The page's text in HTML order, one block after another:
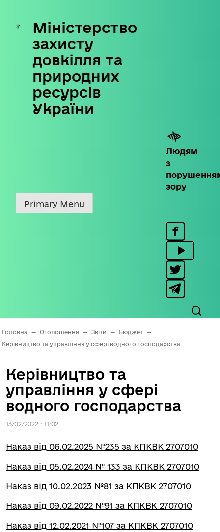
Skip
content
Міністерство
захисту
довкілля та
природних
ресурсів
України
Людям
з
зору
Primary Menu
Головна — Оголошення — Звіти — Бюджет
—
Керівництво та управління у сфері водного господарства
Керівництво та
управління у сфері
водного господарства
13/02/2022 : 11:02
Наказ від 06.02.2025 №235 за КПКВК 2707010
Наказ від 05.02.2024 № 133 за КПКВК 2707010
Наказ від 10.02.2023 №81 за КПКВК 2707010
Наказ від 09.02.2022 №91 за КПКВК 2707010
Наказ від 12.02.2021 №107 за КПКВК 2707010